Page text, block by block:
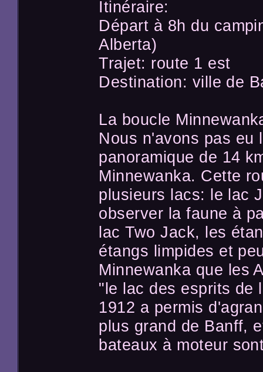
Itinéraire:
Départ à 8h du
Alberta)
Trajet: route 1 est
Destination: ville de
La boucle
Nous n'avons pas eu
panoramique de 14
Minnewanka. Cette
plusieurs lacs: le lac
observer la faune à
lac Two Jack, les
étangs limpides et
Minnewanka que les
"le lac des esprits de
1912 a permis
plus grand de Banff,
bateaux à moteur